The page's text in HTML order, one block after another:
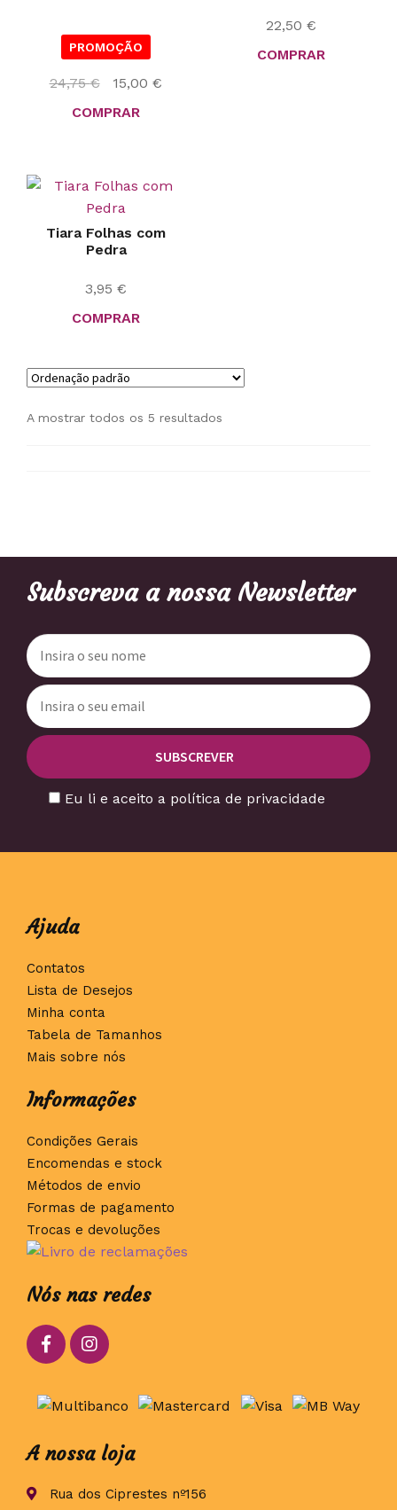
PROMOÇÃO
24,75€ 15,00€
COMPRAR
22,50 €
COMPRAR
Tiara Folhas com
Pedra
3,95 €
COMPRAR
A mostrar todos os 5 resultados
Subscreva a nossa Newsletter
Eu li e aceito a política de privacidade
Ajuda
Contatos
Lista de Desejos
Minha conta
Tabela de Tamanhos
Mais sobre nós
Informações
Condições Gerais
Encomendas e stock
Métodos de envio
Formas de pagamento
Trocas e devoluções
Nós nas redes
A nossa loja
Rua dos Ciprestes nº156